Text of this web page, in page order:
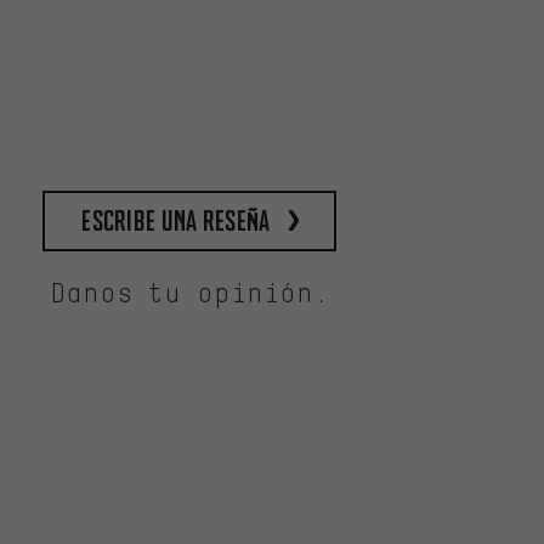
escribe una reseña
Danos tu opinión.